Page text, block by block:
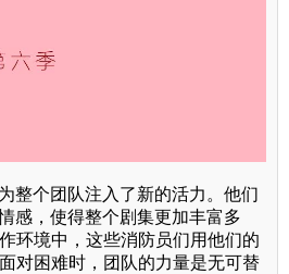
整个团队注入了新的活力。他们
感，使得整个剧集更加丰富多
环境中，这些消防员们用他们的
对困难时，团队的力量是无可替